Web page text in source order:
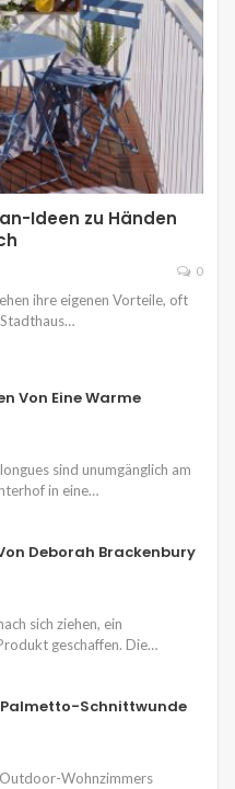
Ideen zu Händen
0
ihre eigenen Vorteile, oft
Von Eine Warme
sind unumgänglich am
in eine…
Deborah Brackenbury
sich ziehen, ein
geschaffen. Die…
Palmetto-Schnittwunde
Wohnzimmers